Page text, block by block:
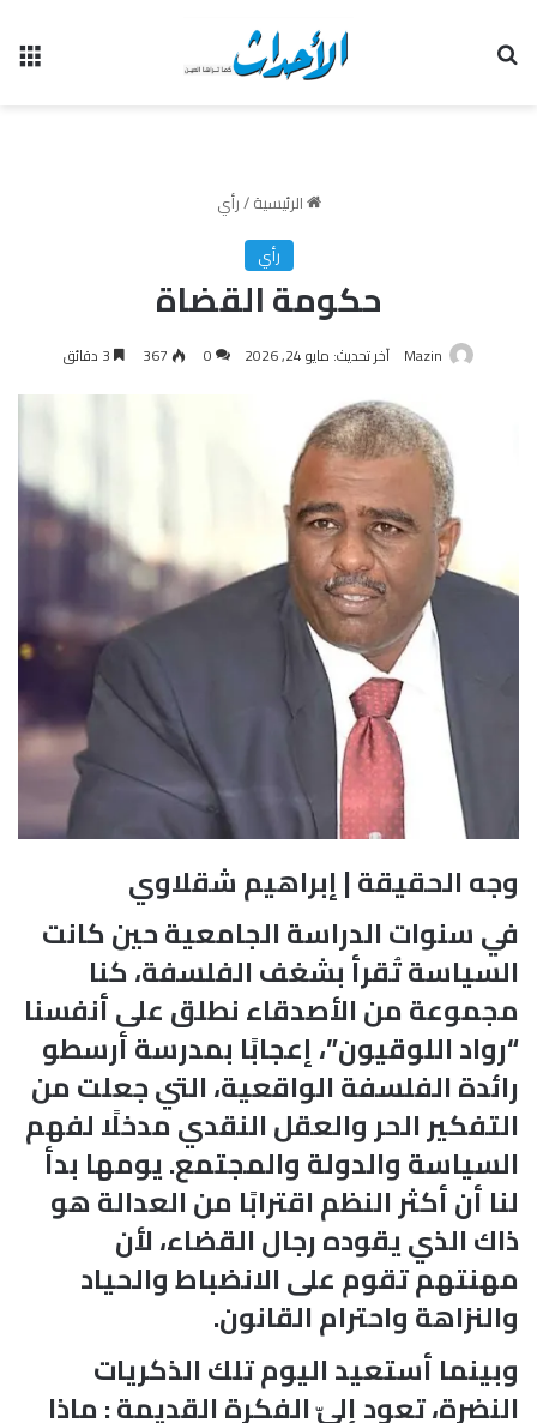
الرئيسية/رأي
رأي
حكومة القضاة
Mazin آخر تحديث: مايو 24, 2026 0
367
وجه الحقيقة | إبراهيم شقلاوي
في سنوات الدراسة الجامعية حين كانت
السياسة تُقرأ بشغف الفلسفة، كنا
مجموعة من الأصدقاء نطلق على أنفسنا
“رواد اللوقيون”، إعجابًا بمدرسة أرسطو
رائدة الفلسفة الواقعية، التي جعلت من
التفكير الحر والعقل النقدي مدخلًا لفهم
السياسة والدولة والمجتمع. يومها بدأ
لنا أن أكثر النظم اقترابًا من العدالة هو
ذاك الذي يقوده رجال القضاء، لأن
مهنتهم تقوم على الانضباط والحياد
والنزاهة واحترام القانون.
وبينما أستعيد اليوم تلك الذكريات
النضرة، تعود إليّ الفكرة القديمة : ماذا